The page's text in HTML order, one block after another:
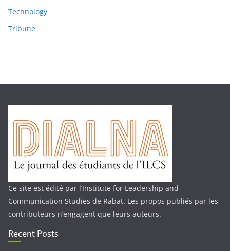
Technology
Tribune
Ce site est édité par l’Institute for Leadership and
Communication Studies de Rabat. Les propos publiés par les
contributeurs n’engagent que leurs auteurs.
Recent Posts